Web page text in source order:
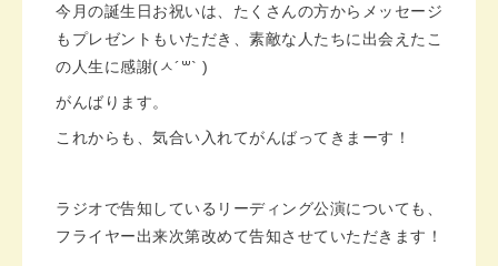
今月の誕生日お祝いは、たくさんの方からメッセージ
もプレゼントもいただき、素敵な人たちに出会えたこ
の人生に感謝(ㅅ´꒳` )
がんばります。
これからも、気合い入れてがんばってきまーす！
ラジオで告知しているリーディング公演についても、
フライヤー出来次第改めて告知させていただきます！